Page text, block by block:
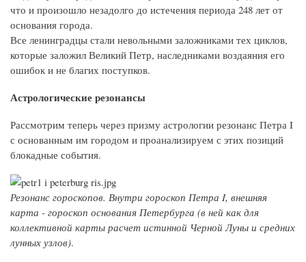
что и произошло незадолго до истечения периода 248 лет от
основания города.
Все ленинградцы стали невольными заложниками тех циклов,
которые заложил Великий Петр, наследниками воздаяния его
ошибок и не благих поступков.
Астрологические резонансы
Рассмотрим теперь через призму астрологии резонанс Петра I
с основанным им городом и проанализируем с этих позиций
блокадные события.
Резонанс гороскопов. Внутри гороскоп Петра I, внешняя
карта - гороскоп основания Петербурга (в ней как для
коллективной карты расчет истинной Черной Луны и средних
лунных узлов).